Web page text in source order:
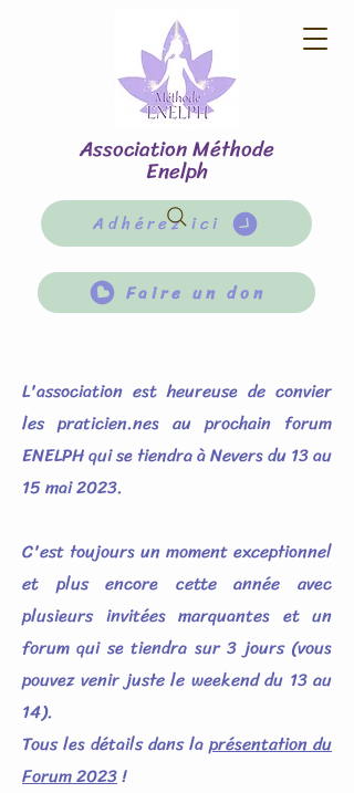
Association Méthode
Enelph
Adhérez ici
Faire un don
L'association est heureuse de convier
les praticien.nes au prochain forum
ENELPH qui se tiendra à Nevers du 13 au
15 mai 2023.
C'est toujours un moment exceptionnel
et plus encore cette année avec
plusieurs invitées marquantes et un
forum qui se tiendra sur 3 jours (vous
pouvez venir juste le weekend du 13 au
14).
Tous les détails dans laprésentation du
Forum 2023!